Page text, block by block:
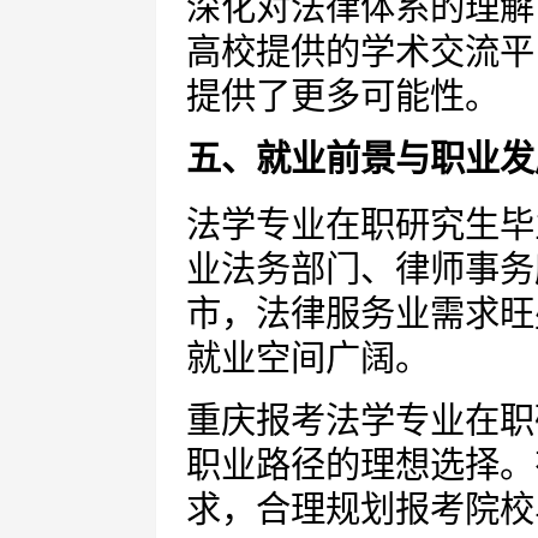
高校提供的学术交流
提供了更多可能性。
五、就业前景与职业
法学专业在职研究生
业法务部门、律师事
市，法律服务业需求
就业空间广阔。
重庆报考法学专业在
职业路径的理想选择
求，合理规划报考院